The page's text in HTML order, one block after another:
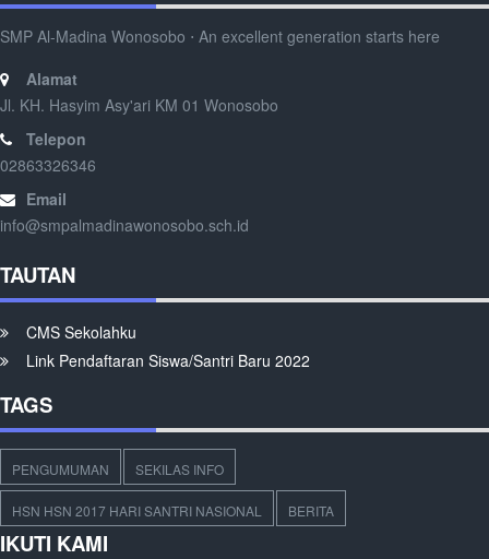
SMP Al-Madina Wonosobo ⋅ An excellent generation starts here
Alamat
Jl. KH. Hasyim Asy'ari KM 01 Wonosobo
Telepon
02863326346
Email
info@smpalmadinawonosobo.sch.id
TAUTAN
CMS Sekolahku
Link Pendaftaran Siswa/Santri Baru 2022
TAGS
PENGUMUMAN SEKILAS INFO
HSN HSN 2017 HARI SANTRI NASIONAL BERITA
IKUTI KAMI